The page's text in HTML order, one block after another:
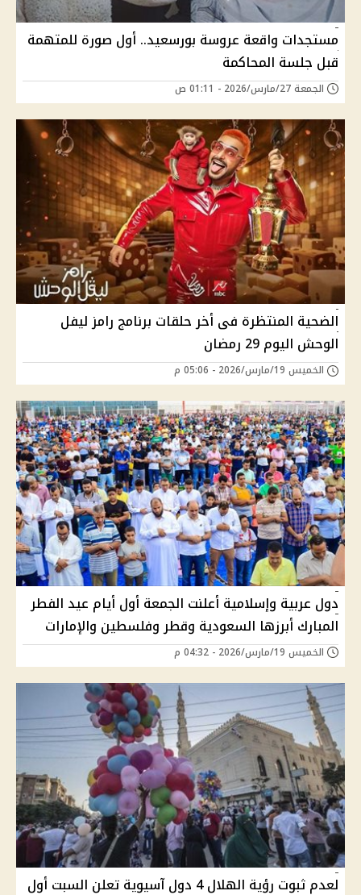
مستجدات واقعة عروسة بورسعيد.. أول صورة للمتهمة
قبل جلسة المحاكمة
الجمعة 27/مارس/2026 - 01:11 ص
الضحية المنتظرة فى أخر حلقات برنامج رامز ليفل
الوحش اليوم 29 رمضان
الخميس 19/مارس/2026 - 05:06 م
دول عربية وإسلامية أعلنت الجمعة أول أيام عيد الفطر
المبارك أبرزها السعودية وقطر وفلسطين والإمارات
الخميس 19/مارس/2026 - 04:32 م
لعدم ثبوت رؤية الهلال 4 دول آسيوية تعلن السبت أول